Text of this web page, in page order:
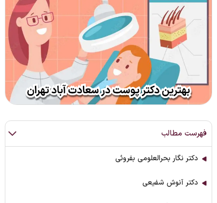
فهرست مطالب
دکتر نگار بحرالعلومی بفروئی
دکتر آنوش شفیعی